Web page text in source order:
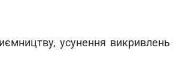
усунення